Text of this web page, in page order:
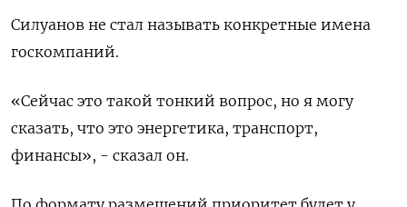
Силуанов не стал называть конкретные имена
госкомпаний.
«Сейчас это такой тонкий вопрос, но я могу
сказать, что это энергетика, транспорт,
финансы», - сказал он.